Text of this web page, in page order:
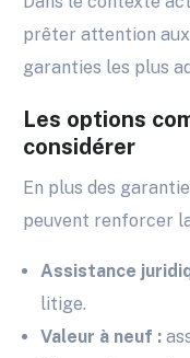
prêter attention
garanties les plus
Les options
considérer
En plus des
peuvent renforcer
Assistance
litige.
Valeur à neuf :